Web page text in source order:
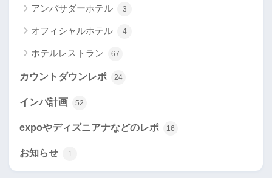
アンバサダーホテル 3
オフィシャルホテル 4
ホテルレストラン 67
カウントダウンレポ 24
インパ計画 52
expoやディズニアナなどのレポ 16
お知らせ 1